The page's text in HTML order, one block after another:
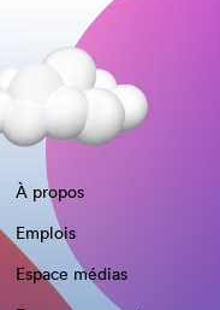
À propos
Emplois
Espace médias